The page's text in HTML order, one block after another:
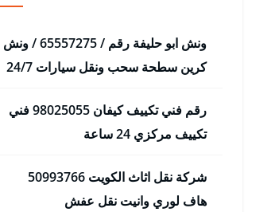
ونش ابو حليفة رقم / 65557275 / ونش
كرين سطحة سحب ونقل سيارات 24/7
رقم فني تكييف كيفان 98025055 فني
تكييف مركزي 24 ساعة
شركة نقل اثاث الكويت 50993766
هاف لوري وانيت نقل عفش